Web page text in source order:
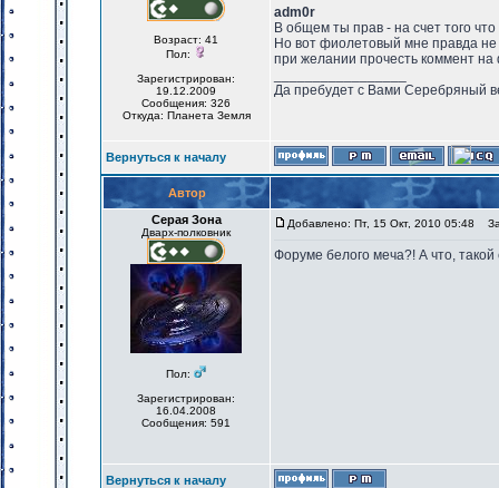
Возраст: 41
Пол:
Зарегистрирован:
19.12.2009
Сообщения: 326
Откуда: Планета Земля
adm0r
В общем ты прав - на счет того
Но вот фиолетовый мне правда
при желании прочесть коммент на
Да пребудет с Вами Серебряный
Вернуться к началу
Автор
Серая Зона
Дварх-полковник
Пол:
Зарегистрирован:
16.04.2008
Сообщения: 591
Добавлено: Пт, 15 Окт, 2010 05:48
Форуме белого меча?! А что, такой
Вернуться к началу